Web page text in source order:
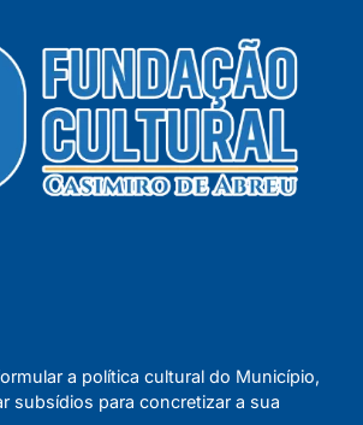
a política cultural do Município,
subsídios para concretizar a sua